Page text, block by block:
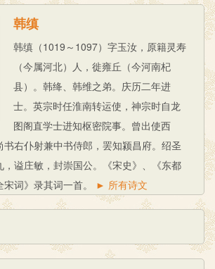
韩缜
韩缜（1019～1097）字玉汝，原籍灵寿
（今属河北）人，徙雍丘（今河南杞
县）。韩绛、韩维之弟。庆历二年进
士。英宗时任淮南转运使，神宗时自龙
图阁直学士进知枢密院事。曾出使西
书右仆射兼中书侍郎，罢知颍昌府。绍圣
，谥庄敏，封崇国公。《宋史》、《东都
词》录其词一首。 ► 所有诗文